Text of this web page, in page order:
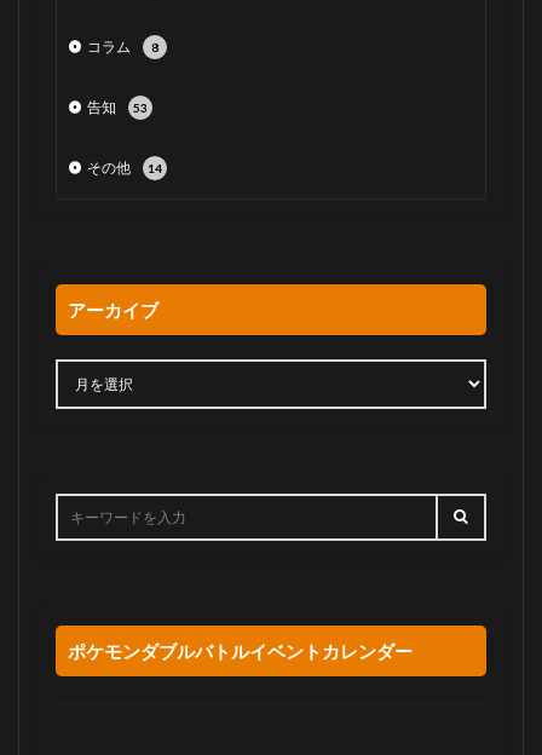
コラム 8
告知 53
その他 14
アーカイブ
ポケモンダブルバトルイベントカレンダー